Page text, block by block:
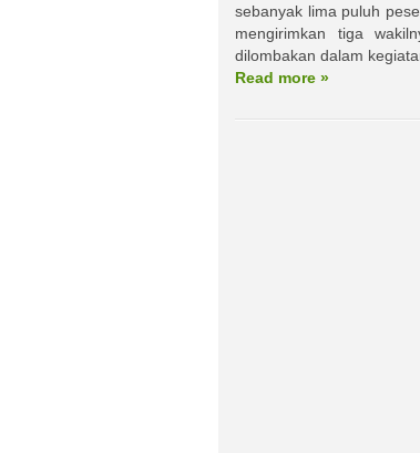
sebanyak lima puluh
mengirimkan tiga
dilombakan dalam
Read more »